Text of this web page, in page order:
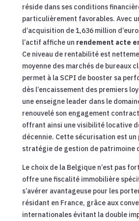
réside dans ses conditions
particulièrement favorables. Avec
d’acquisition de 1,636 million
l’actif affiche un rendement acte
Ce niveau de rentabilité est
moyenne des marchés de bureaux
permet à la SCPI de booster sa
dès l’encaissement des premiers
une enseigne leader dans le
renouvelé son engagement
offrant ainsi une visibilité locative
décennie. Cette sécurisation est un
stratégie de gestion de patrimoine
Le choix de la Belgique n’est pas
offre une fiscalité immobilière
s’avérer avantageuse pour les
résidant en France, grâce aux
internationales évitant la double